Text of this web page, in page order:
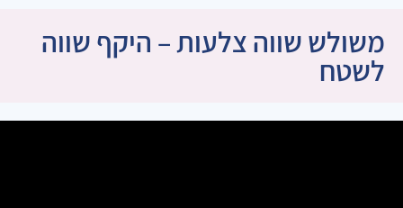
משולש שווה צלעות – היקף שווה
לשטח